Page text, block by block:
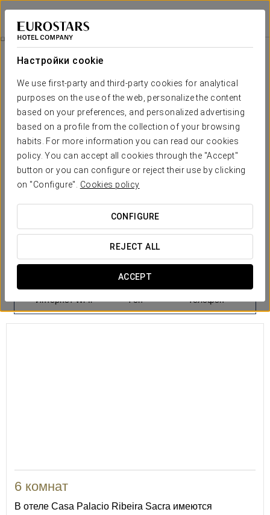
Настройки cookie
We use first-party and third-party cookies for analytical
purposes on the use of the web, personalize the content
based on your preferences, and personalized advertising
based on a profile from the collection of your browsing
habits. For more information you can read our cookies
policy. You can accept all cookies through the "Accept"
button or you can configure or reject their use by clicking
on "Configure". Cookies policy
CONFIGURE
REJECT ALL
ACCEPT
Casa Palacio Ribeira Sacra
ОРЕНСЕ - ЭСГОС
Номера
Необходимые вам комфорт и
отдых
В Casa Palacio Ribeira Sacra шесть номеров, каждый из
которых создан для максимального комфорта и отдыха.
Благодаря всем необходимым удобствам и тщательно
продуманному оформлению наши номера позволяют
отдохнуть и расслабиться с комфортом.
номера
Интернет Wi-fi Фен Телефон
6 комнат
В отеле Casa Palacio Ribeira Sacra имеются